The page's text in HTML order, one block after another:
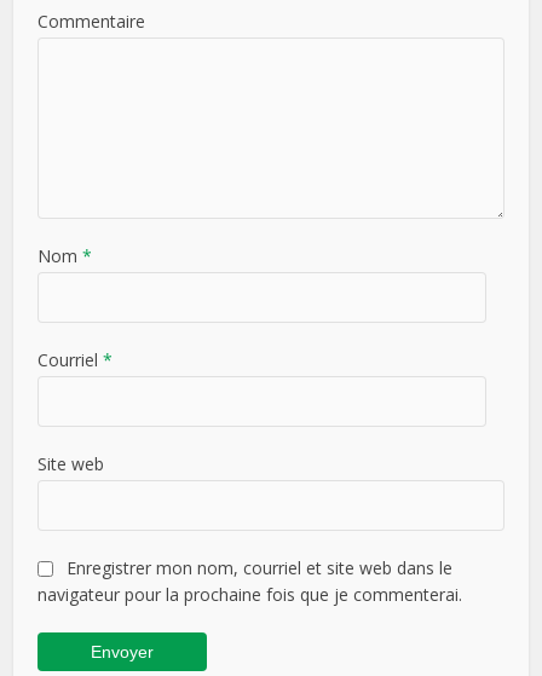
Commentaire
Nom*
Courriel*
Site web
Enregistrer mon nom, courriel et site web dans le
navigateur pour la prochaine fois que je commenterai.